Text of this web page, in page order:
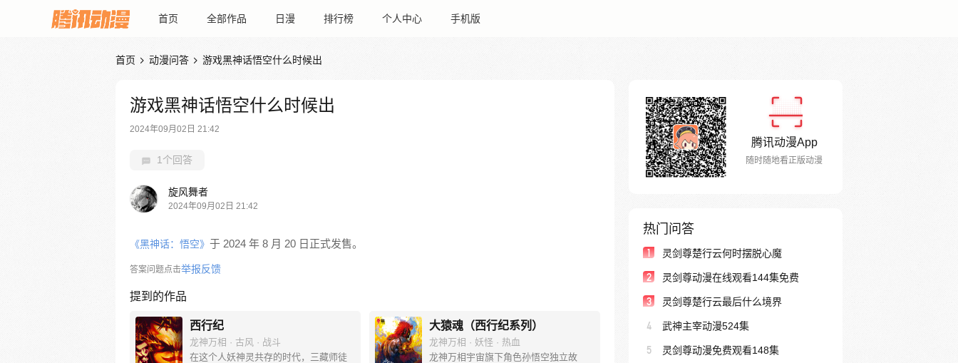
首页 全部作品 日漫 排行榜 个人中心 手机版
首页  动漫问答  游戏黑神话悟空什么时候出
游戏黑神话悟空什么时候出
2024年09月02日 21:42
1个回答
旋风舞者
2024年09月02日 21:42
《黑神话：悟空》 于 2024 年 8 月 20 日正式发售。
答案问题点击举报反馈
提到的作品
西行纪
龙神万相 · 古风 · 战斗
在这个人妖神灵共存的时代，三藏师徒
大猿魂（西行纪系列）
龙神万相 · 妖怪 · 热血
龙神万相宇宙旗下角色孙悟空独立故
腾讯动漫App
随时随地看正版动漫
热门问答
1 灵剑尊楚行云何时摆脱心魔
2 灵剑尊动漫在线观看144集免费
3 灵剑尊楚行云最后什么境界
4 武神主宰动漫524集
5 灵剑尊动漫免费观看148集